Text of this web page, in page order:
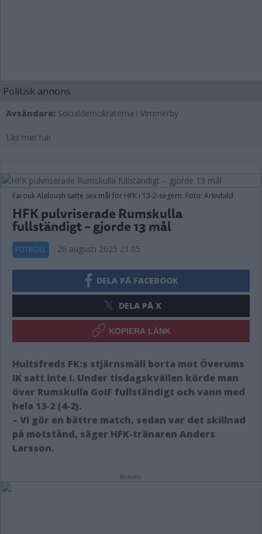
Politisk annons
Avsändare: Socialdemokraterna i Vimmerby
Läs mer här
Farouk Alaloush satte sex mål för HFK i 13-2-segern. Foto: Arkivbild
HFK pulvriserade Rumskulla
fullständigt – gjorde 13 mål
FOTBOLL 26 augusti 2025 21.05
DELA PÅ FACEBOOK
DELA PÅ X
KOPIERA LÄNK
Hultsfreds FK:s stjärnsmäll borta mot Överums
IK satt inte i. Under tisdagskvällen körde man
över Rumskulla GoIF fullständigt och vann med
hela 13-2 (4-2).
– Vi gör en bättre match, sedan var det skillnad
på motstånd, säger HFK-tränaren Anders
Larsson.
Annons: